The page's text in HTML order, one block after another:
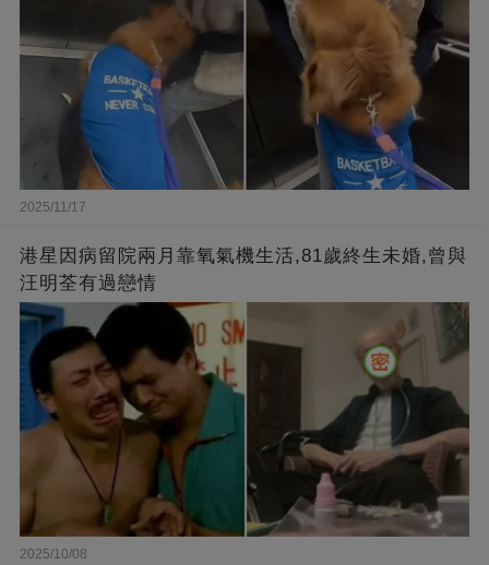
2025/11/17
港星因病留院兩月靠氧氣機生活,81歲終生未婚,曾與
汪明荃有過戀情
2025/10/08